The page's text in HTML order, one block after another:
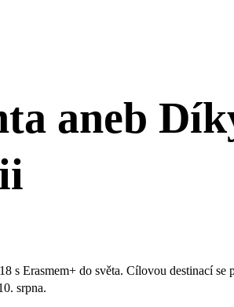
aneb
s Erasmem+ do světa. Cílovou destinací
srpna.